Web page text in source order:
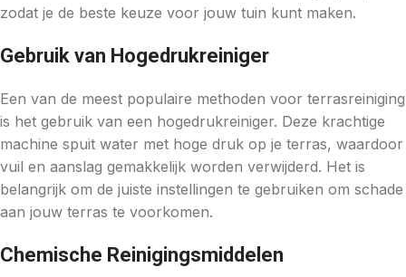
zodat je de beste keuze voor jouw tuin kunt maken.
Gebruik van Hogedrukreiniger
Een van de meest populaire methoden voor terrasreiniging
is het gebruik van een hogedrukreiniger. Deze krachtige
machine spuit water met hoge druk op je terras, waardoor
vuil en aanslag gemakkelijk worden verwijderd. Het is
belangrijk om de juiste instellingen te gebruiken om schade
aan jouw terras te voorkomen.
Chemische Reinigingsmiddelen